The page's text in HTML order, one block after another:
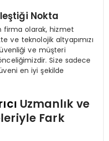
Nokta
firma olarak, hizmet
ve teknolojik altyapımızı
ve müşteri
Size sadece
en iyi şekilde
Uzmanlık ve
Fark